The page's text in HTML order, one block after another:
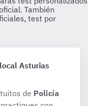
Asturias
de Policía